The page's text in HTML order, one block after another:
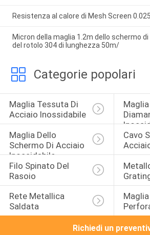
Resistenza al calore di Mesh Screen
Micron della maglia 1.2m dello schermo
del rotolo 304 di lunghezza 50m/
Categorie popolari
Maglia Tessuta Di
Acciaio Inossidabile
Maglia Dello
Schermo Di Acciaio
Inossidabile
Cavo
Filo Spinato Del
Rasoio
Rete Metallica
Saldata
Richiedi un